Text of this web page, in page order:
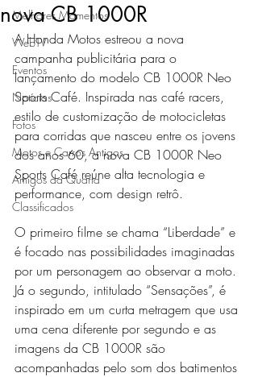
Melhores Momentos
WebTV
Eventos
Notícias
Fotos
Motos e Carros Antigos
Amigos da Quarta
Classificados
nova CB 1000R
A Honda Motos estreou a nova
campanha publicitária para o
lançamento do modelo CB 1000R Neo
Sports Café. Inspirada nas café racers,
estilo de customização de motocicletas
para corridas que nasceu entre os jovens
dos anos 60, a nova CB 1000R Neo
Sports Café reúne alta tecnologia e
performance, com design retrô.
O primeiro filme se chama “Liberdade” e
é focado nas possibilidades imaginadas
por um personagem ao observar a moto.
Já o segundo, intitulado “Sensações”, é
inspirado em um curta metragem que usa
uma cena diferente por segundo e as
imagens da CB 1000R são
acompanhadas pelo som dos batimentos